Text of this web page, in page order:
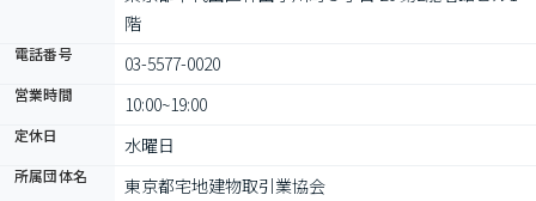
階
電話番号 03-5577-0020
営業時間 10:00~19:00
定休日 水曜日
所属団体名 東京都宅地建物取引業協会